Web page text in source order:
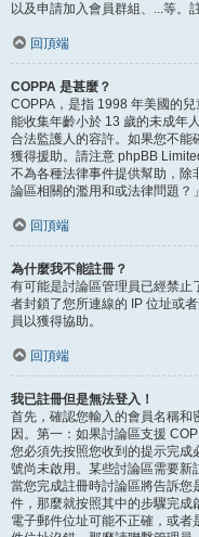
以及申請加入會員群組、...等。
回頂端
COPPA 是甚麼？
COPPA，是指 1998 年美國的
能收集年齡小於 13 歲的未成年
合法監護人的容許。如果您不能
獲得援助。請注意 phpBB
不為各種法律事件提供幫助，除
論區相關的濫用和或法律問題？
回頂端
為什麼我不能註冊？
有可能是討論區管理員已經禁止
者封鎖了您所連線的 IP 位址或
員以獲得協助。
回頂端
我已註冊但是無法登入！
首先，確認您輸入的會員名稱和
因。第一：如果討論區支援
您必須先按照您收到的提示完成
號尚未啟用。某些討論區需要新
當您完成註冊時討論區將告訴您
件，那麼就按照其中的步驟完成
電子郵件位址可能不正確，或